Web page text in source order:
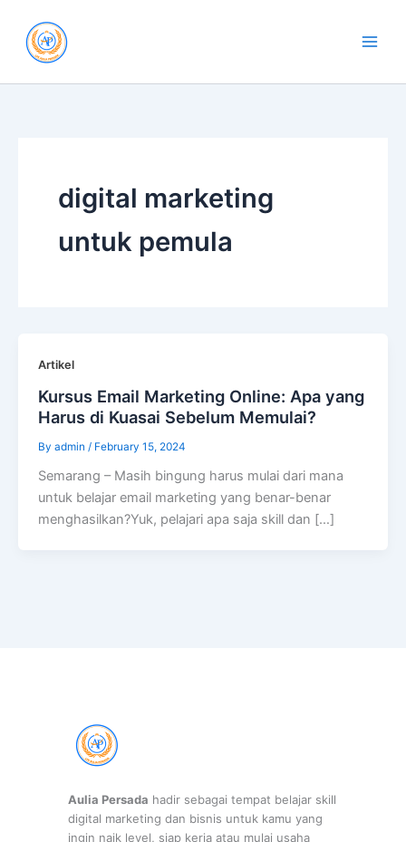
content
digital marketing
untuk pemula
Artikel
Kursus Email Marketing Online: Apa yang
Harus di Kuasai Sebelum Memulai?
By admin / February 15, 2024
Semarang – Masih bingung harus mulai dari mana
untuk belajar email marketing yang benar-benar
menghasilkan?Yuk, pelajari apa saja skill dan […]
Aulia Persada hadir sebagai tempat belajar skill
digital marketing dan bisnis untuk kamu yang
ingin naik level, siap kerja atau mulai usaha